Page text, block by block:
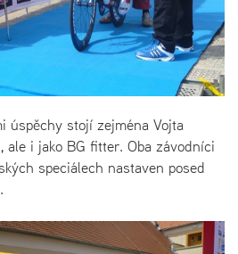
úspěchy stojí zejména Vojta
ale i jako BG fitter. Oba závodníci
speciálech nastaven posed